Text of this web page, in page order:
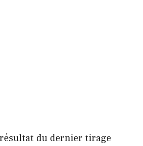
du dernier tirage